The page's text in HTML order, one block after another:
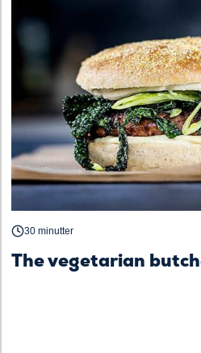
30 minutter
The vegetarian